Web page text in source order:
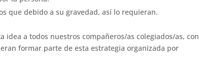
que debido a su gravedad, así lo requieran.
idea a todos nuestros compañeros/as colegiados/as, con
formar parte de esta estrategia organizada por